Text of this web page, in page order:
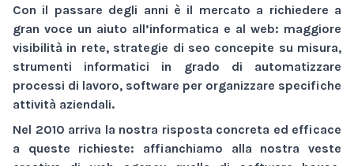
Con il passare degli anni è il mercato a richiedere a
gran voce un aiuto all’informatica e al web: maggiore
visibilità in rete, strategie di seo concepite su misura,
strumenti informatici in grado di automatizzare
processi di lavoro, software per organizzare specifiche
attività aziendali.
Nel 2010 arriva la nostra risposta concreta ed efficace
a queste richieste: affianchiamo alla nostra veste